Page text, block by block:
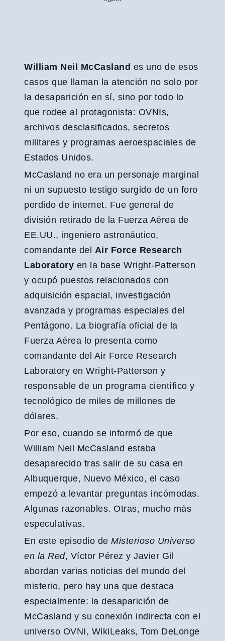
William Neil McCasland es uno de esos
casos que llaman la atención no solo por
la desaparición en sí, sino por todo lo
que rodee al protagonista: OVNIs,
archivos desclasificados, secretos
militares y programas aeroespaciales de
Estados Unidos.
McCasland no era un personaje marginal
ni un supuesto testigo surgido de un foro
perdido de internet. Fue general de
división retirado de la Fuerza Aérea de
EE.UU., ingeniero astronáutico,
comandante del Air Force Research
Laboratory en la base Wright-Patterson
y ocupó puestos relacionados con
adquisición espacial, investigación
avanzada y programas especiales del
Pentágono. La biografía oficial de la
Fuerza Aérea lo presenta como
comandante del Air Force Research
Laboratory en Wright-Patterson y
responsable de un programa científico y
tecnológico de miles de millones de
dólares.
Por eso, cuando se informó de que
William Neil McCasland estaba
desaparecido tras salir de su casa en
Albuquerque, Nuevo México, el caso
empezó a levantar preguntas incómodas.
Algunas razonables. Otras, mucho más
especulativas.
En este episodio de Misterioso Universo
en la Red, Víctor Pérez y Javier Gil
abordan varias noticias del mundo del
misterio, pero hay una que destaca
especialmente: la desaparición de
McCasland y su conexión indirecta con el
universo OVNI, WikiLeaks, Tom DeLonge